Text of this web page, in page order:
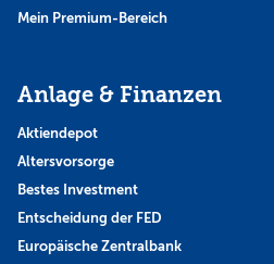
Mein Premium-Bereich
Anlage & Finanzen
Aktiendepot
Altersvorsorge
Bestes Investment
Entscheidung der FED
Europäische Zentralbank